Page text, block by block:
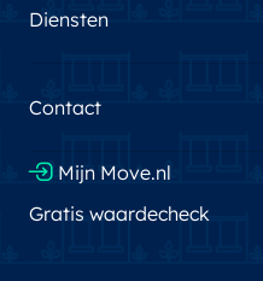
Diensten
Contact
Mijn Move.nl
Gratis waardecheck